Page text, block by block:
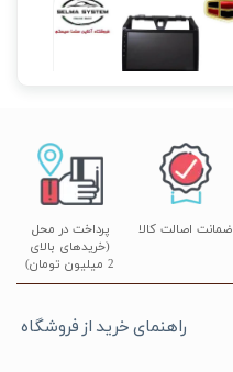
مانیتور فابریک اندروید جیلی امگرند 7 سری اسمارت مدل MTK
۱۲,۹۰۰,۰۰۰ تومان
پرداخت در محل
(خریدهای بالای
2 میلیون تومان)
ضمانت اصالت کالا
راهنمای خرید از فروشگاه